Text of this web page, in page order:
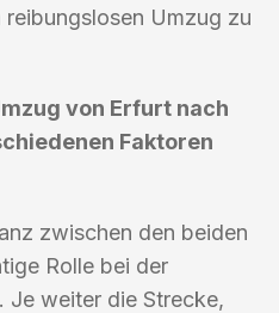
Umzug zu
von Erfurt nach
Faktoren
zwischen den beiden
Rolle bei der
Je weiter die Strecke,